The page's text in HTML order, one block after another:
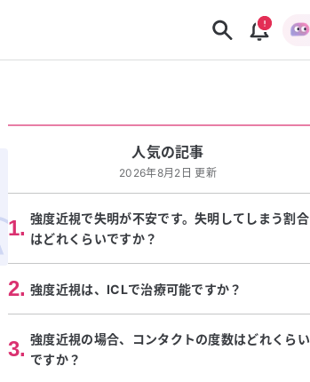
人気の記事
2026年8月2日 更新
1. 強度近視で失明が不安です。失明してしまう割合
はどれくらいですか？
2. 強度近視は、ICLで治療可能ですか？
3. 強度近視の場合、コンタクトの度数はどれくらい
ですか？